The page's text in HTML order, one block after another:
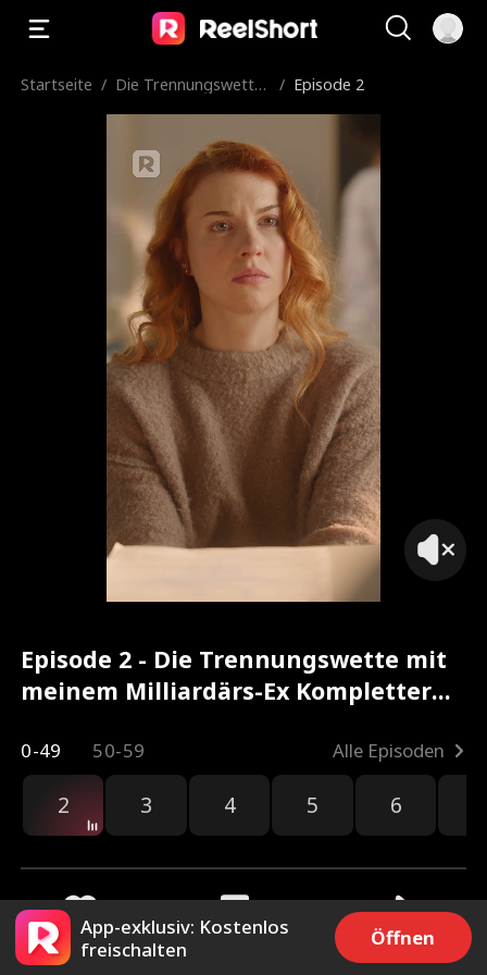
Startseite / Die Trennungswette
/ Episode 2
Episode 2 - Die Trennungswette mit
meinem Milliardärs-Ex Kompletter
0-49 50-59 Alle Episoden
2 3 4 5 6
4.2k Teilen
App-exklusiv: Kostenlos
freischalten
Öffnen